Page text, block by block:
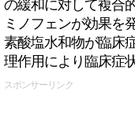
の緩和に対して複合
ミノフェンが効果を
素酸塩水和物が臨床
理作用により臨床症
スポンサーリンク